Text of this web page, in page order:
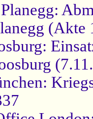
(Akte